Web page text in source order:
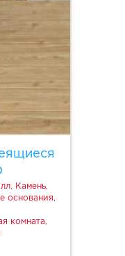
Камень,
основания,
комната,